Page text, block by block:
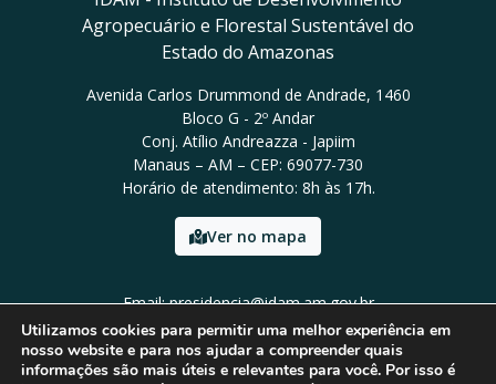
Agropecuário e Florestal Sustentável do
Estado do Amazonas
Avenida Carlos Drummond de Andrade, 1460
Bloco G - 2º Andar
Conj. Atílio Andreazza - Japiim
Manaus – AM – CEP: 69077-730
Horário de atendimento: 8h às 17h.
Ver no mapa
Email: presidencia@idam.am.gov.br
Tel: (92) 98452-9911
Utilizamos cookies para permitir uma melhor experiência em
nosso website e para nos ajudar a compreender quais
informações são mais úteis e relevantes para você. Por isso é